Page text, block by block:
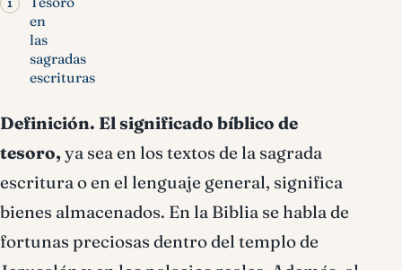
en
las
sagradas
escrituras
Definición. El significado bíblico de
tesoro, ya sea en los textos de la sagrada
escritura o en el lenguaje general, significa
bienes almacenados. En la Biblia se habla de
fortunas preciosas dentro del templo de